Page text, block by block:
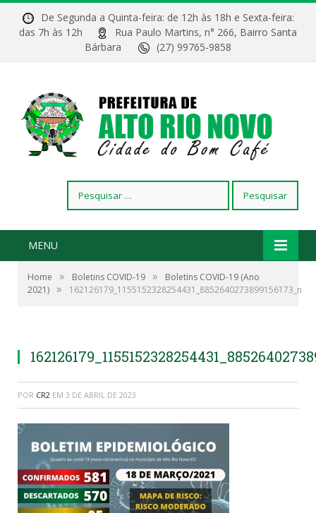
De Segunda a Quinta-feira: de 12h às 18h e Sexta-feira:
das 7h às 12h
Rua Paulo Martins, n° 266, Bairro Santa
Bárbara
(27) 99765-9858
por:
MENU
Home » Boletins COVID-19 »
Boletins COVID-19 (Ano
2021) » 162126179_1155152328254431_8852640273899156173_n
POR CR2 EM 3 DE ABRIL DE 2023